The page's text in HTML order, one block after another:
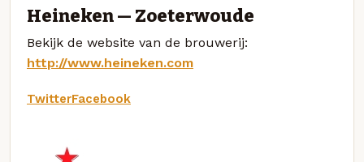
Heineken — Zoeterwoude
Bekijk de website van de brouwerij:
http://www.heineken.com
TwitterFacebook